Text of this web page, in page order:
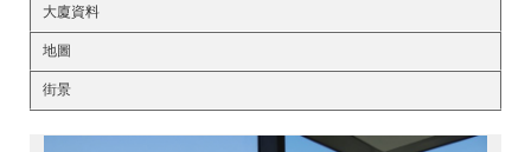
大廈資料
地圖
街景